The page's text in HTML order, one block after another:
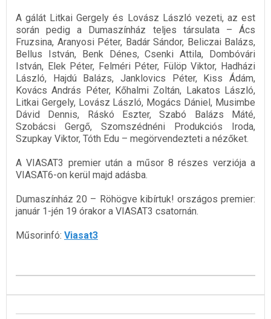
A gálát Litkai Gergely és Lovász László vezeti, az est
során pedig a Dumaszínház teljes társulata – Ács
Fruzsina, Aranyosi Péter, Badár Sándor, Beliczai Balázs,
Bellus István, Benk Dénes, Csenki Attila, Dombóvári
István, Elek Péter, Felméri Péter, Fülöp Viktor, Hadházi
László, Hajdú Balázs, Janklovics Péter, Kiss Ádám,
Kovács András Péter, Kőhalmi Zoltán, Lakatos László,
Litkai Gergely, Lovász László, Mogács Dániel, Musimbe
Dávid Dennis, Ráskó Eszter, Szabó Balázs Máté,
Szobácsi Gergő, Szomszédnéni Produkciós Iroda,
Szupkay Viktor, Tóth Edu – megörvendezteti a nézőket.
A VIASAT3 premier után a műsor 8 részes verziója a
VIASAT6-on kerül majd adásba.
Dumaszínház 20 – Röhögve kibírtuk! országos premier:
január 1-jén 19 órakor a VIASAT3 csatornán.
Műsorinfó: Viasat3